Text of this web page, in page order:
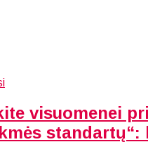
visuomenei
standartų“: